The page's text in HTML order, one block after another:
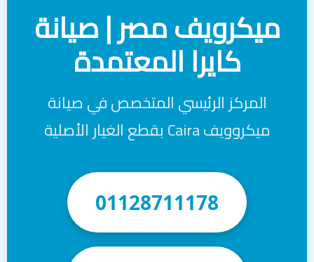
ميكرويف مصر | صيانة
كايرا المعتمدة
المركز الرئيسي المتخصص في صيانة
ميكروويف Caira بقطع الغيار الأصلية
01128711178